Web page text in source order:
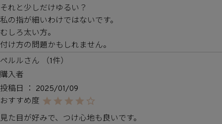
それと少しだけゆるい？
私の指が細いわけではないです。
むしろ太い方。
付け方の問題かもしれません。
ペルル
1
購入者
投稿日
2025/01/09
見た目が好みで、つけ心地も良いです。